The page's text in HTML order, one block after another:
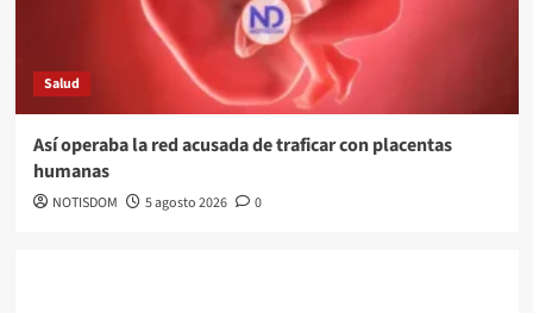
Salud
Así operaba la red acusada de traficar con placentas
humanas
NOTISDOM 5 agosto 2026 0